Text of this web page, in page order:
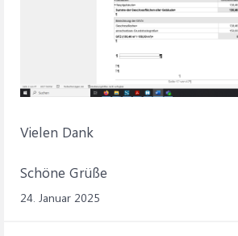
Vielen Dank
Schöne Grüße
24. Januar 2025